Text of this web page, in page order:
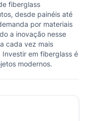
fiberglass
desde painéis até
por materiais
a inovação nesse
cada vez mais
em fiberglass é
modernos.